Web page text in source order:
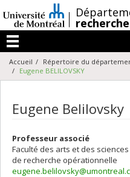
au
contenu
/
Menu
Accueil Répertoire du
Eugene BELILOVSKY
Eugene Belilovsky
Professeur associé
Faculté des arts et des
de recherche opérationnelle